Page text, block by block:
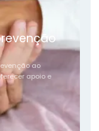
ao
apoio e